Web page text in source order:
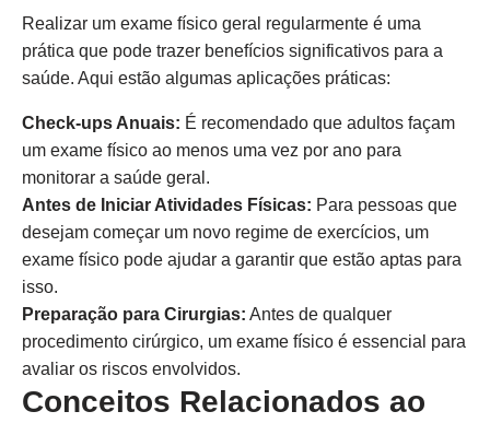
Realizar um exame físico geral regularmente é uma
prática que pode trazer benefícios significativos para a
saúde. Aqui estão algumas aplicações práticas:
Check-ups Anuais: É recomendado que adultos façam
um exame físico ao menos uma vez por ano para
monitorar a saúde geral.
Antes de Iniciar Atividades Físicas: Para pessoas que
desejam começar um novo regime de exercícios, um
exame físico pode ajudar a garantir que estão aptas para
isso.
Preparação para Cirurgias: Antes de qualquer
procedimento cirúrgico, um exame físico é essencial para
avaliar os riscos envolvidos.
Conceitos Relacionados ao